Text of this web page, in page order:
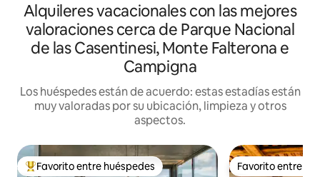
Alquileres vacacionales con las mejores
valoraciones cerca de Parque Nacional
de las Casentinesi, Monte Falterona e
Campigna
Los huéspedes están de acuerdo: estas estadías están
muy valoradas por su ubicación, limpieza y otros
aspectos.
Favorito entre huéspedes preferido
Favorito entre huéspedes Favorito entre
Favorito entre